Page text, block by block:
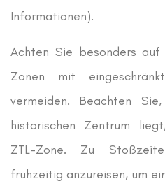
Informationen).
Achten Sie besonders auf
Zonen mit
vermeiden. Beachten
historischen Zentrum
ZTL-Zone. Zu
frühzeitig anzureisen, um